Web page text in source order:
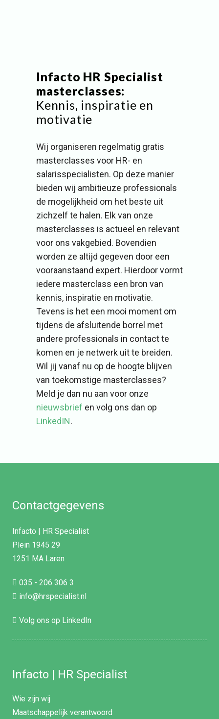
Infacto HR Specialist
masterclasses:
Kennis, inspiratie en
motivatie
Wij organiseren regelmatig gratis
masterclasses voor HR- en
salarisspecialisten. Op deze manier
bieden wij ambitieuze professionals
de mogelijkheid om het beste uit
zichzelf te halen. Elk van onze
masterclasses is actueel en relevant
voor ons vakgebied. Bovendien
worden ze altijd gegeven door een
vooraanstaand expert. Hierdoor vormt
iedere masterclass een bron van
kennis, inspiratie en motivatie.
Tevens is het een mooi moment om
tijdens de afsluitende borrel met
andere professionals in contact te
komen en je netwerk uit te breiden.
Wil jij vanaf nu op de hoogte blijven
van toekomstige masterclasses?
Meld je dan nu aan voor onze
nieuwsbrief en volg ons dan op
LinkedIN.
Contactgegevens
Infacto | HR Specialist
Plein 1945 29
1251 MA Laren
035 - 206 306 3
info@hrspecialist.nl
Volg ons op LinkedIn
Infacto | HR Specialist
Wie zijn wij
Maatschappelijk verantwoord